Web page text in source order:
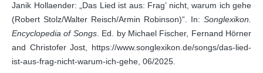
Janik Hollaender: „Das Lied ist aus: Frag’ nicht, warum ich gehe
(Robert Stolz/Walter Reisch/Armin Robinson)“. In: Songlexikon.
Encyclopedia of Songs. Ed. by Michael Fischer, Fernand Hörner
and Christofer Jost, https://www.songlexikon.de/songs/das-lied-
ist-aus-frag-nicht-warum-ich-gehe, 06/2025.